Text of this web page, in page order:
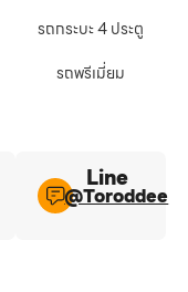
รถกระบะ 4 ประตู
รถพรีเมี่ยม
Line​
@Toroddee​